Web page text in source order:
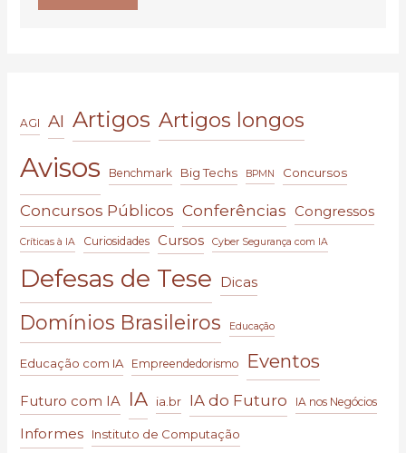
AGI AI Artigos Artigos longos
Avisos Benchmark Big Techs BPMN Concursos
Concursos Públicos Conferências Congressos
Críticas à IA Curiosidades Cursos Cyber Segurança com IA
Defesas de Tese Dicas
Domínios Brasileiros Educação
Educação com IA Empreendedorismo Eventos
Futuro com IA IA ia.br IA do Futuro IA nos Negócios
Informes Instituto de Computação